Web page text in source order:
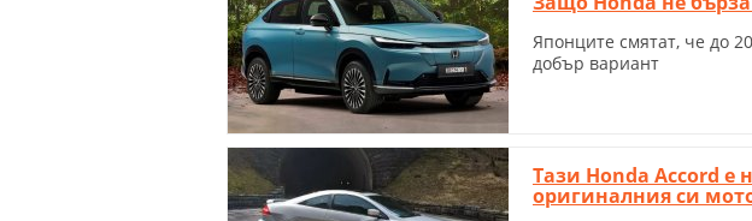
Японците смятат, че до
добър вариант
Тази Honda Accord е
оригиналния си